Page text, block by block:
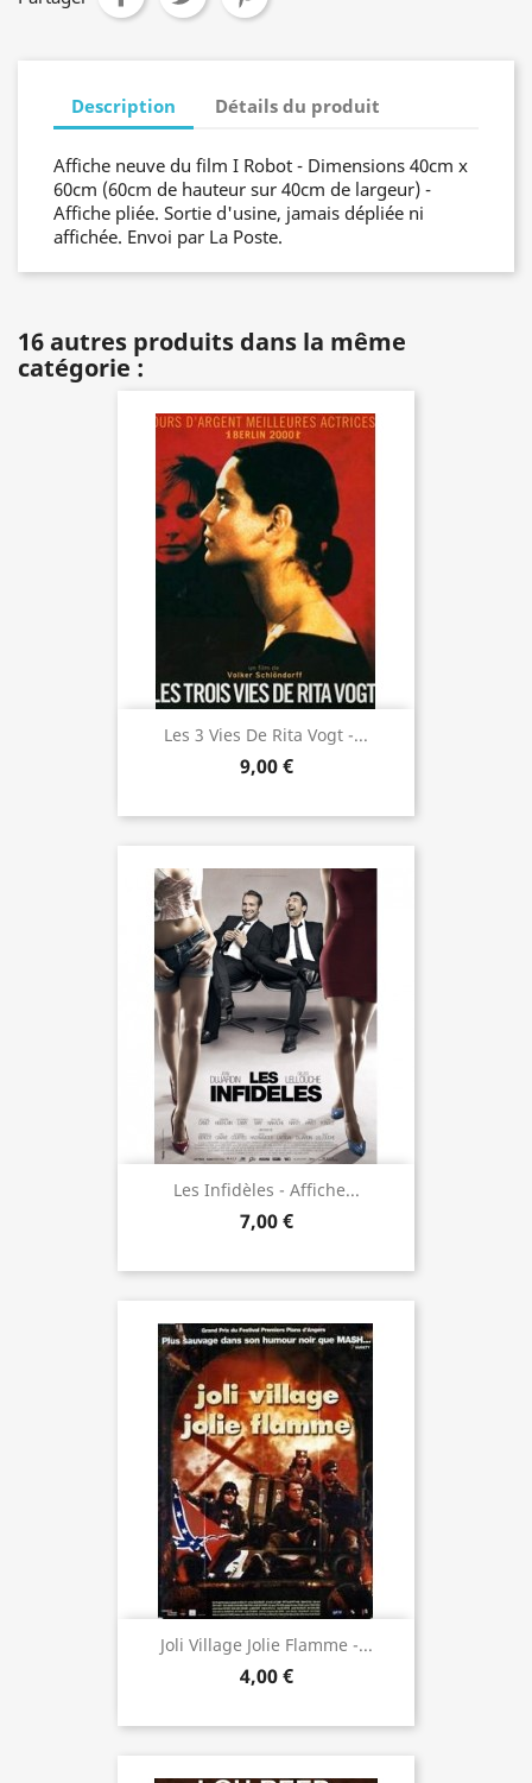
Description Détails du produit
Affiche neuve du film I Robot - Dimensions 40cm x
60cm (60cm de hauteur sur 40cm de largeur) -
Affiche pliée. Sortie d'usine, jamais dépliée ni
affichée. Envoi par La Poste.
16 autres produits dans la même
catégorie :
Les 3 Vies De Rita Vogt -...
9,00 €
Les Infidèles - Affiche...
7,00 €
Joli Village Jolie Flamme -...
4,00 €